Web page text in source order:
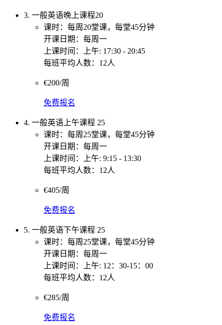
3. 一般英语晚上课程20
课时：每周20堂课，每堂45分钟
开课日期：每周一
上课时间：上午: 17:30 - 20:45
每班平均人数：12人
€200/周
免费报名
4. 一般英语上午课程 25
课时：每周25堂课，每堂45分钟
开课日期：每周一
上课时间：上午: 9:15 - 13:30
每班平均人数：12人
€405/周
免费报名
5. 一般英语下午课程 25
课时：每周25堂课，每堂45分钟
开课日期：每周一
上课时间：上午: 12：30-15：00
每班平均人数：12人
€285/周
免费报名